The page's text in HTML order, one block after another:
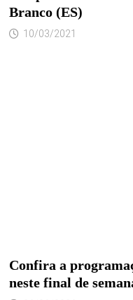
Branco (ES)
10/03/2021
Confira a
neste final de